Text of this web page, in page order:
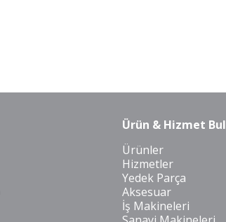
Ürün & Hizmet Bul
Ürünler
Hizmetler
Yedek Parça
Aksesuar
İş Makineleri